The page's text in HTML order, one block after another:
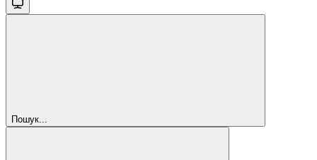
Пошук...